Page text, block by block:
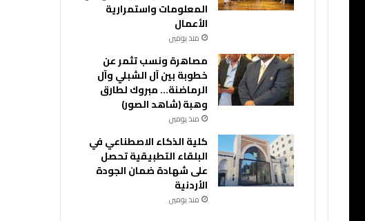
المعلومات واستمرارية
الأعمال
منذ يومين
مصاهرة ونسب تثمر عن
خطوبة بين آل الشبلي وآل
الرماضنة… مبروك لطارق
وهبة (شاهد الصور)
منذ يومين
كلية الذكاء الاصطناعي في
البلقاء التطبيقية تحصل
على شهادة ضمان الجودة
الأردنية
منذ يومين